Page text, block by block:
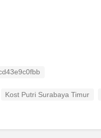
Kost Putri Surabaya Timur